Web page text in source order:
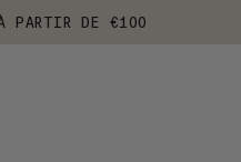
PARTIR DE €100